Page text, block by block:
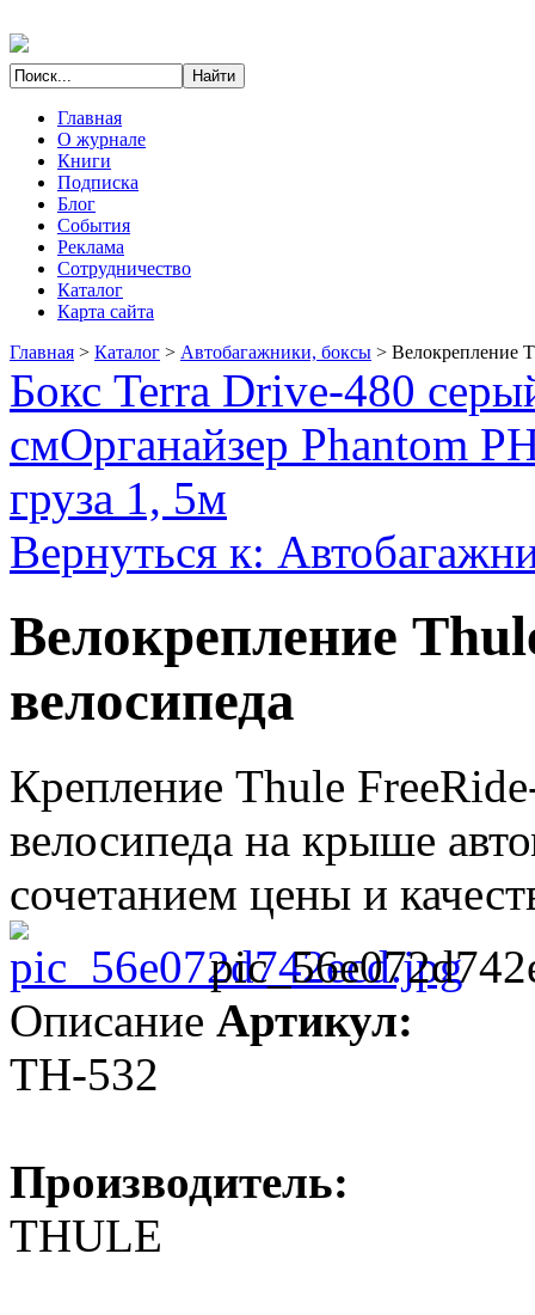
Главная
О журнале
Книги
Подписка
Блог
События
Реклама
Сотрудничество
Каталог
Карта сайта
Главная > Каталог > Автобагажники, боксы > Велокрепление
Бокс Terra Drive-480
смОрганайзер Phantom
груза 1, 5м
Вернуться к:
Велокрепление
велосипеда
Крепление Thule
велосипеда на крыше
сочетанием цены и
Описание Артикул:
TH-532
Производитель:
THULE